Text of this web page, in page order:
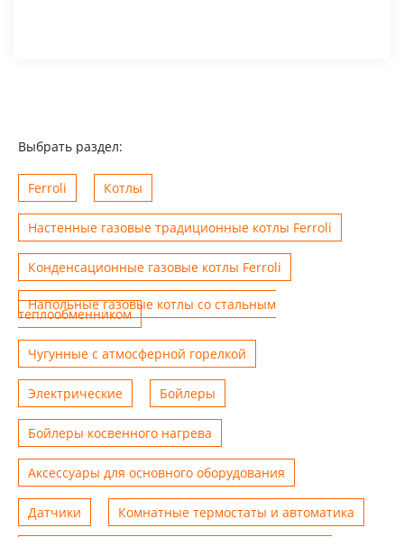
Выбрать раздел:
Ferroli Котлы
Настенные газовые традиционные котлы Ferroli
Конденсационные газовые котлы Ferroli
Напольные газовые котлы со стальным
теплообменником
Чугунные с атмосферной горелкой
Электрические Бойлеры
Бойлеры косвенного нагрева
Аксессуары для основного оборудования
Датчики Комнатные термостаты и автоматика